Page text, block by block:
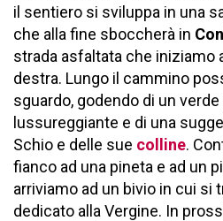
il sentiero si sviluppa in una
che alla fine sboccherà in
strada asfaltata che iniziamo
destra. Lungo il cammino
sguardo, godendo di un
lussureggiante e di una
Schio e delle sue colline.
fianco ad una pineta e ad un
arriviamo ad un bivio in cui si
dedicato alla Vergine. In